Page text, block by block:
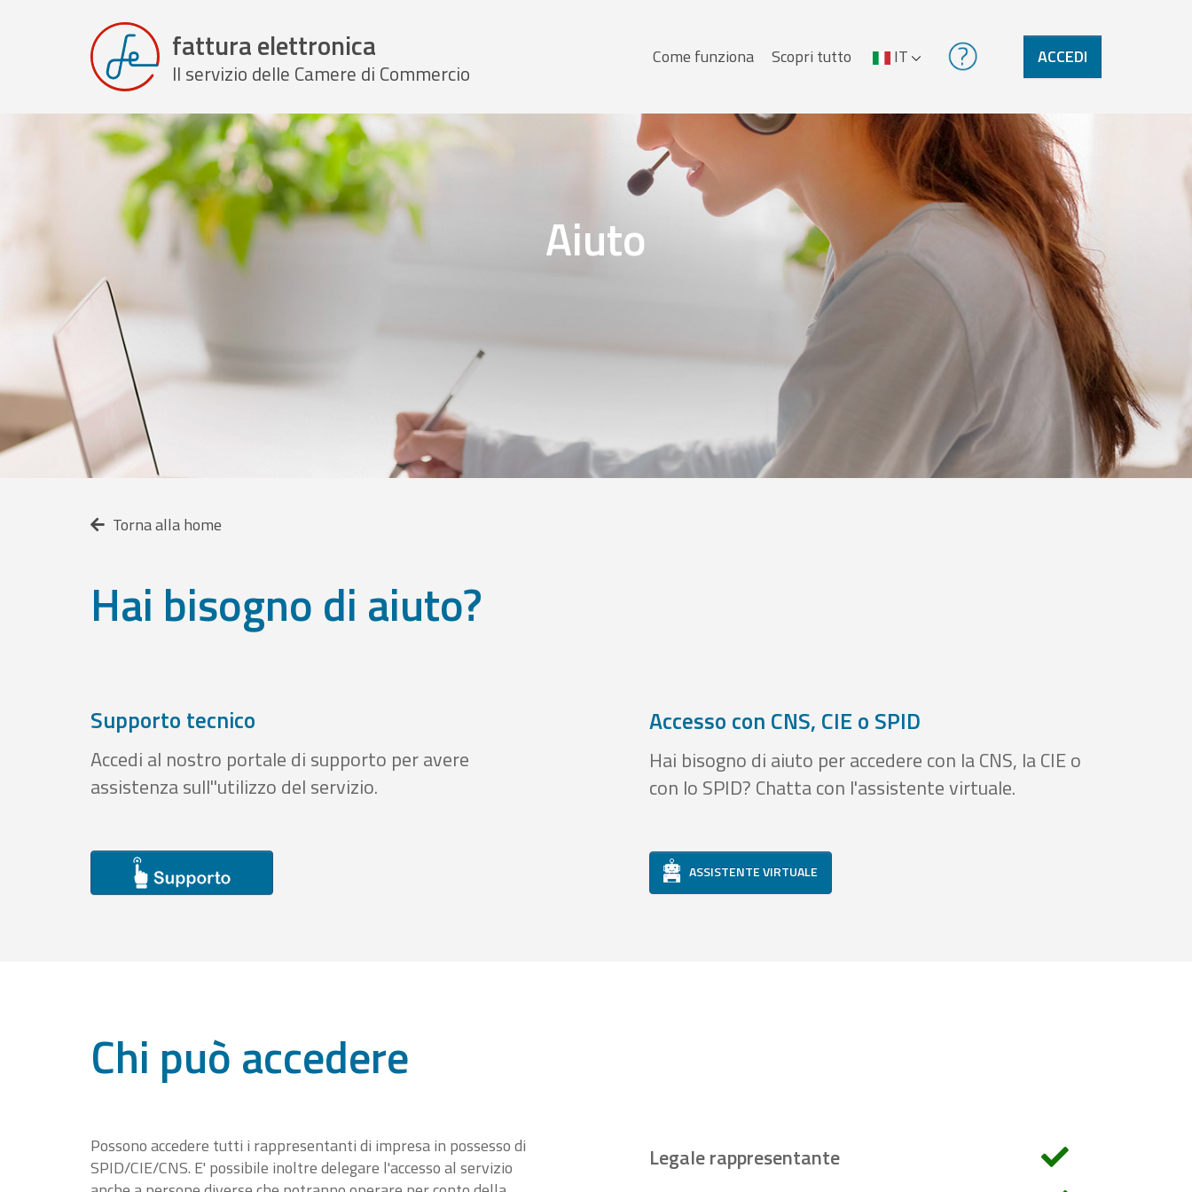
fattura elettronica
Il servizio delle Camere di Commercio Menu
Come funziona Scopri tutto IT ACCEDI
Aiuto
Torna alla home
Hai bisogno di aiuto?
Supporto tecnico
Accedi al nostro portale di supporto per avere
assistenza sull''utilizzo del servizio.
Accesso con CNS, CIE o SPID
Hai bisogno di aiuto per accedere con la CNS, la CIE o
con lo SPID? Chatta con l'assistente virtuale.
ASSISTENTE VIRTUALE
Chi può accedere
Possono accedere tutti i rappresentanti di impresa in possesso di
SPID/CIE/CNS. E' possibile inoltre delegare l'accesso al servizio
Legale rappresentante